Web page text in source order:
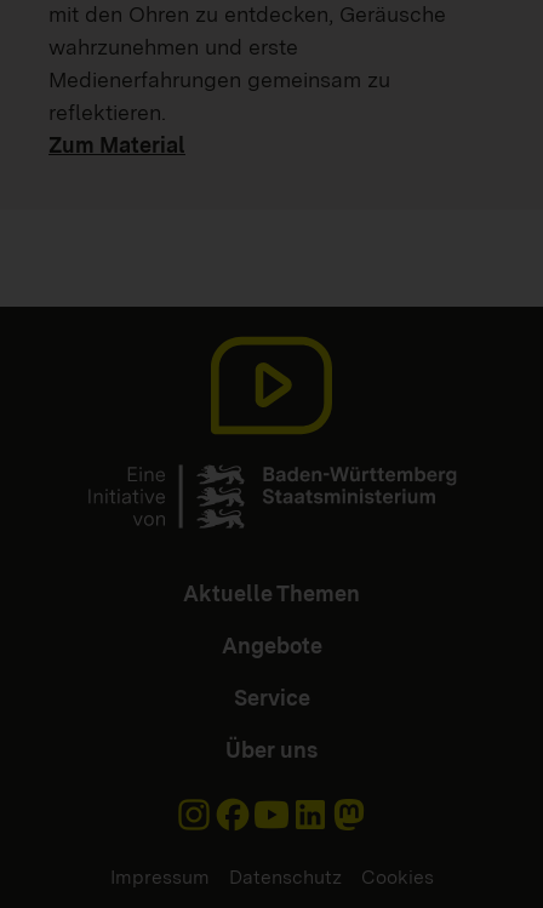
mit den Ohren zu entdecken, Geräusche
wahrzunehmen und erste
Medienerfahrungen gemeinsam zu
reflektieren.
Zum Material
Aktuelle Themen
Angebote
Service
Über uns
Impressum Datenschutz Cookies